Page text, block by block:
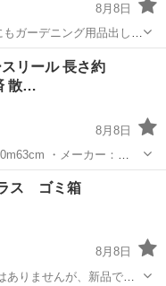
8月8日
リール 長さ約
散…
8月8日
ーカー：
目をご確認...
ス ゴミ箱
8月8日
りませんが、新品では